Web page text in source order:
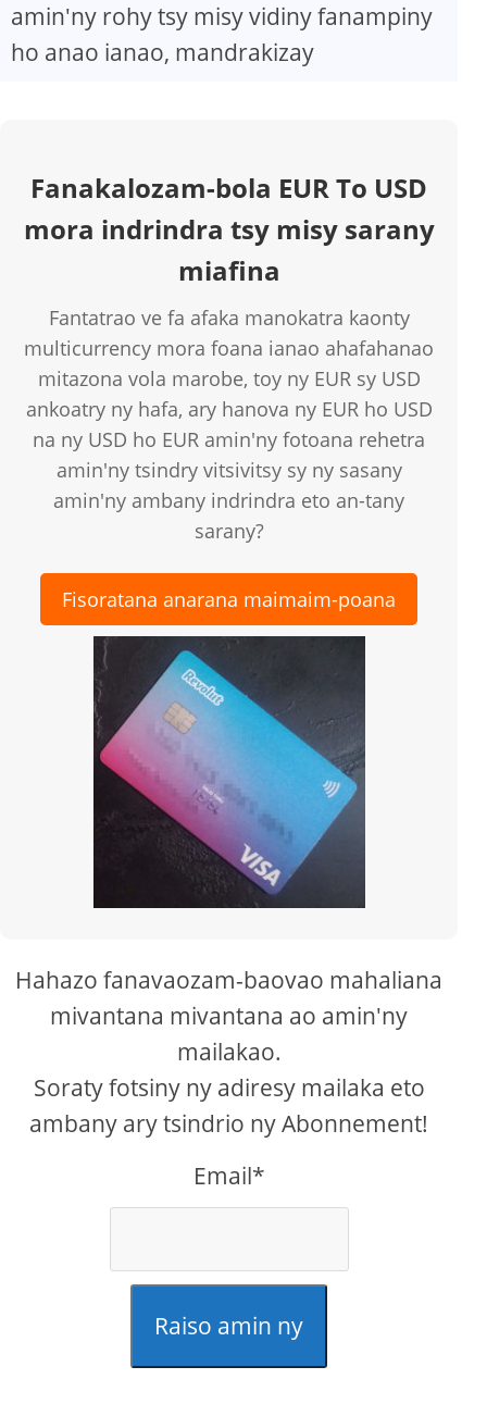
amin'ny rohy tsy misy vidiny fanampiny
ho anao ianao, mandrakizay
Fanakalozam-bola EUR To USD
mora indrindra tsy misy sarany
miafina
Fantatrao ve fa afaka manokatra kaonty
multicurrency mora foana ianao ahafahanao
mitazona vola marobe, toy ny EUR sy USD
ankoatry ny hafa, ary hanova ny EUR ho USD
na ny USD ho EUR amin'ny fotoana rehetra
amin'ny tsindry vitsivitsy sy ny sasany
amin'ny ambany indrindra eto an-tany
sarany?
Fisoratana anarana maimaim-poana
Hahazo fanavaozam-baovao mahaliana
mivantana mivantana ao amin'ny
mailakao.
Soraty fotsiny ny adiresy mailaka eto
ambany ary tsindrio ny Abonnement!
Email*
Raiso amin ny